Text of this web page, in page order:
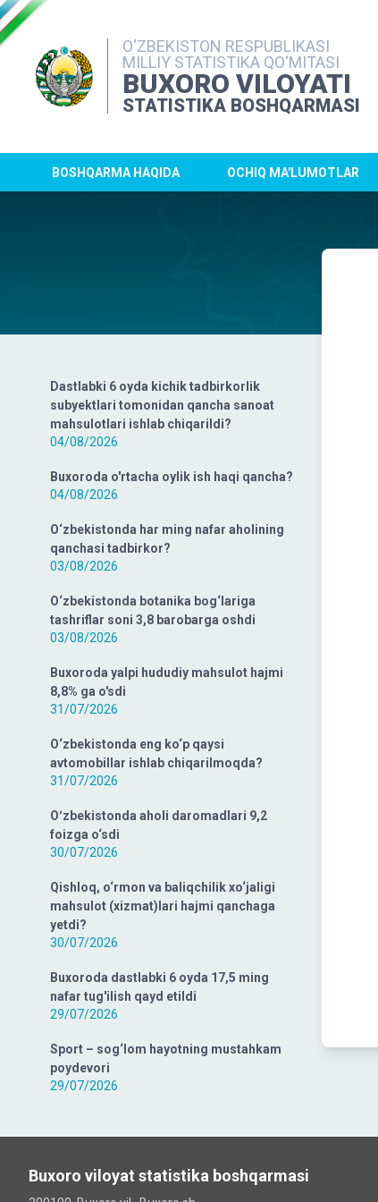
O‘ZBEKISTON RESPUBLIKASI
MILLIY STATISTIKA QO‘MITASI
BUXORO VILOYATI
STATISTIKA BOSHQARMASI
BOSHQARMA HAQIDA OCHIQ MA'LUMOTLAR
Dastlabki 6 oyda kichik tadbirkorlik
subyektlari tomonidan qancha sanoat
mahsulotlari ishlab chiqarildi?
04/08/2026
Buxoroda o'rtacha oylik ish haqi qancha?
04/08/2026
O‘zbekistonda har ming nafar aholining
qanchasi tadbirkor?
03/08/2026
O‘zbekistonda botanika bog‘lariga
tashriflar soni 3,8 barobarga oshdi
03/08/2026
Buxoroda yalpi hududiy mahsulot hajmi
8,8% ga o'sdi
31/07/2026
O‘zbekistonda eng ko‘p qaysi
avtomobillar ishlab chiqarilmoqda?
31/07/2026
Oʻzbekistonda aholi daromadlari 9,2
foizga o‘sdi
30/07/2026
Qishloq, o‘rmon va baliqchilik xo‘jaligi
mahsulot (xizmat)lari hajmi qanchaga
yetdi?
30/07/2026
Buxoroda dastlabki 6 oyda 17,5 ming
nafar tug'ilish qayd etildi
29/07/2026
Sport – sog‘lom hayotning mustahkam
poydevori
29/07/2026
Buxoro viloyat statistika boshqarmasi